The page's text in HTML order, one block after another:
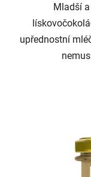
Mladší
upřednostní